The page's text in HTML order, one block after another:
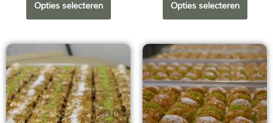
Opties selecteren Opties selecteren